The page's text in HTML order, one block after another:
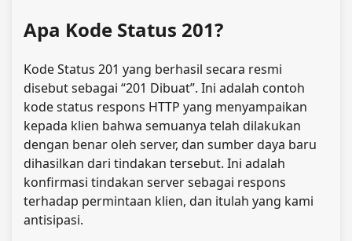
Apa Kode Status 201?
Kode Status 201 yang berhasil secara resmi
disebut sebagai “201 Dibuat”. Ini​‍​‌‍​‍‌​‍​‌‍​‍‌ adalah contoh
kode status respons HTTP yang menyampaikan
kepada klien bahwa semuanya telah dilakukan
dengan benar oleh server, dan sumber daya baru
dihasilkan dari tindakan tersebut. Ini adalah
konfirmasi tindakan server sebagai respons
terhadap permintaan klien, dan itulah yang kami
antisipasi.